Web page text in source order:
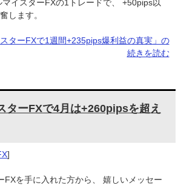
イスターFXの1トレードで、 +50pips以
します。
スターFXで1週間+235pips爆利益の真実」の
続きを読む
ターFXで4月は+260pipsを超え
]
FXを手に入れた方から、 嬉しいメッセー